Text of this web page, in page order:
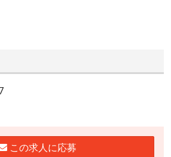
この求人に応募